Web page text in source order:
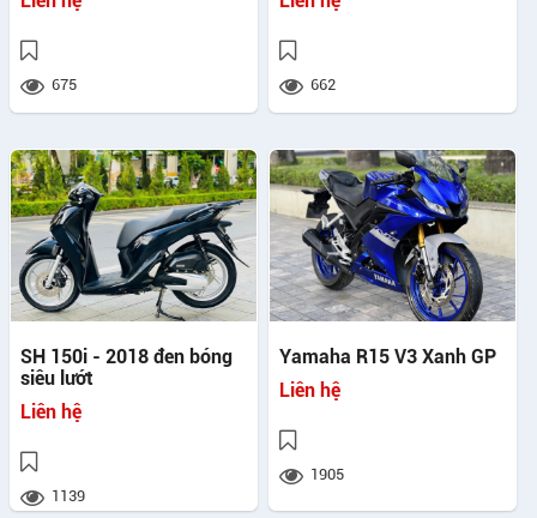
675 662
SH 150i - 2018 đen bóng
siêu lướt
Liên hệ
1139
Yamaha R15 V3 Xanh GP
Liên hệ
1905